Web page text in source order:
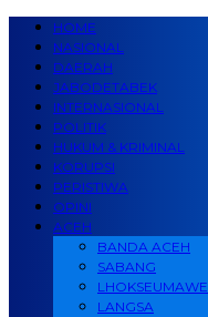
HOME
NASIONAL
DAERAH
JABODETABEK
INTERNASIONAL
POLITIK
HUKUM & KRIMINAL
KORUPSI
PERISTIWA
OPINI
ACEH
BANDA ACEH
SABANG
LHOKSEUMAWE
LANGSA